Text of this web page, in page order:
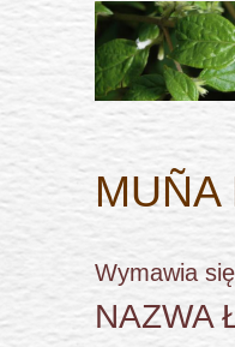
MUÑA
Wymawia
NAZWA